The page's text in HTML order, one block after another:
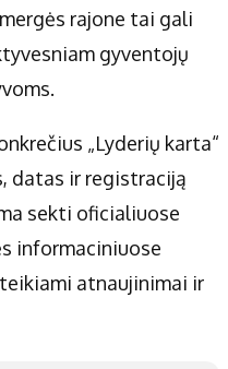
rajone tai gali
gyventojų
„Lyderių karta“
datas ir registraciją
sekti oficialiuose
informaciniuose
atnaujinimai ir